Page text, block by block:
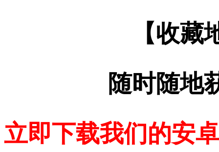
【收
随时随地
立即下载我们的安